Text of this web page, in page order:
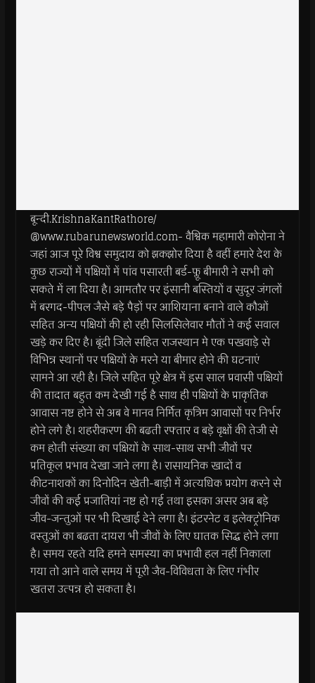
बून्दी.KrishnaKantRathore/
@www.rubarunewsworld.com- वैश्विक महामारी कोरोना ने
जहां आज पूरे विश्व समुदाय को झकझोर दिया है वहीं हमारे देश के
कुछ राज्यों में पक्षियों में पांव पसारती बर्ड-फ्लू बीमारी ने सभी को
सकते में ला दिया है। आमतौर पर इंसानी बस्तियों व सुदूर जंगलों
में बरगद-पीपल जैसे बड़े पैड़ों पर आशियाना बनाने वाले कौओं
सहित अन्य पक्षियों की हो रही सिलसिलेवार मौतों ने कई सवाल
खड़े कर दिए है। बूंदी जिले सहित राजस्थान मे एक पखवाड़े से
विभिन्न स्थानों पर पक्षियों के मरने या बीमार होने की घटनाएं
सामने आ रही है। जिले सहित पूरे क्षेत्र में इस साल प्रवासी पक्षियों
की तादात बहुत कम देखी गई है साथ ही पक्षियों के प्राकृतिक
आवास नष्ट होने से अब वे मानव निर्मित कृत्रिम आवासों पर निर्भर
होने लगे है। शहरीकरण की बढती रफ्तार व बड़े वृक्षों की तेजी से
कम होती संख्या का पक्षियों के साथ-साथ सभी जीवों पर
प्रतिकूल प्रभाव देखा जाने लगा है। रासायनिक खादों व
कीटनाशकों का दिनोदिन खेती-बाड़ी में अत्यधिक प्रयोग करने से
जीवों की कई प्रजातियां नष्ट हो गई तथा इसका असर अब बड़े
जीव-जन्तुओं पर भी दिखाई देने लगा है। इंटरनेट व इलेक्ट्रोनिक
वस्तुओं का बढता दायरा भी जीवों के लिए घातक सिद्ध होने लगा
है। समय रहते यदि हमने समस्या का प्रभावी हल नहीं निकाला
गया तो आने वाले समय में पूरी जैव-विविधता के लिए गंभीर
खतरा उत्पन्न हो सकता है।